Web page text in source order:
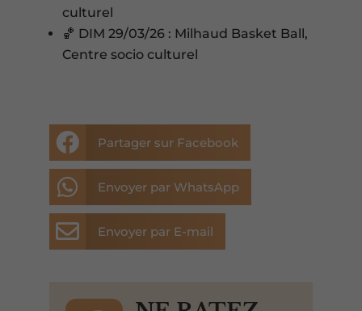
culturel
🏀 DIM 29/03/26 : Milhaud Basket Ball,
Centre socio culturel
 Partager sur Facebook
 Envoyer par WhatsApp
 Envoyer par E-mail